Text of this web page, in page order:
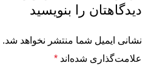
دیدگاهتان را بنویسید
نشانی ایمیل شما منتشر نخواهد شد.
علامت‌گذاری شده‌اند *